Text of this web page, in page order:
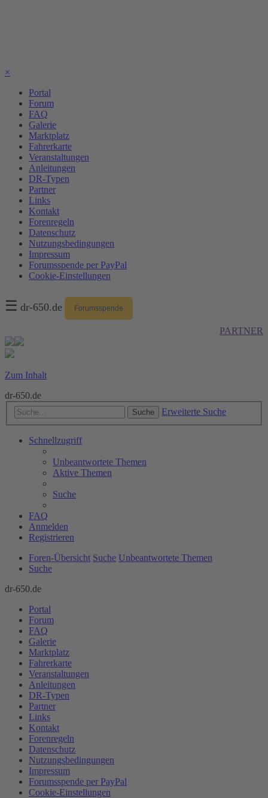
×
Portal
Forum
FAQ
Galerie
Marktplatz
Fahrerkarte
Veranstaltungen
Anleitungen
DR-Typen
Partner
Links
Kontakt
Forenregeln
Datenschutz
Nutzungsbedingungen
Impressum
Forumsspende per PayPal
Cookie-Einstellungen
☰ dr-650.de Forumsspende
PARTNER
Zum Inhalt
dr-650.de
Suche Erweiterte Suche
Schnellzugriff
Unbeantwortete Themen
Aktive Themen
Suche
FAQ
Anmelden
Registrieren
Foren-Übersicht Suche Unbeantwortete Themen
Suche
dr-650.de
Portal
Forum
FAQ
Galerie
Marktplatz
Fahrerkarte
Veranstaltungen
Anleitungen
DR-Typen
Partner
Links
Kontakt
Forenregeln
Datenschutz
Nutzungsbedingungen
Impressum
Forumsspende per PayPal
Cookie-Einstellungen